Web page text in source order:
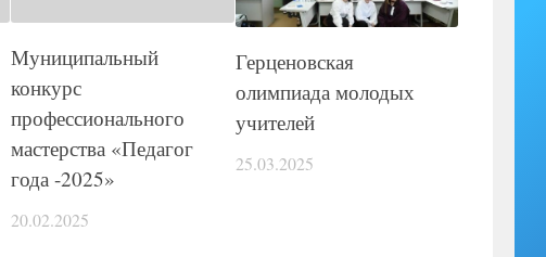
Муниципальный
конкурс
профессионального
мастерства «Педагог
года -2025»
20.02.2025
Герценовская
олимпиада молодых
учителей
25.03.2025